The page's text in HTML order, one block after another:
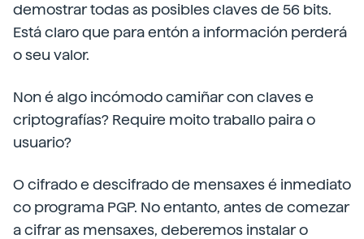
demostrar todas as posibles claves de 56 bits.
Está claro que para entón a información perderá
o seu valor.
Non é algo incómodo camiñar con claves e
criptografías? Require moito traballo paira o
usuario?
O cifrado e descifrado de mensaxes é inmediato
co programa PGP. No entanto, antes de comezar
a cifrar as mensaxes, deberemos instalar o